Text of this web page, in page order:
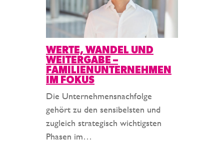
WERTE, WANDEL UND
WEITERGABE –
FAMILIENUNTERNEHMEN
IM FOKUS
Die Unternehmensnachfolge
gehört zu den sensibelsten und
zugleich strategisch wichtigsten
Phasen im…